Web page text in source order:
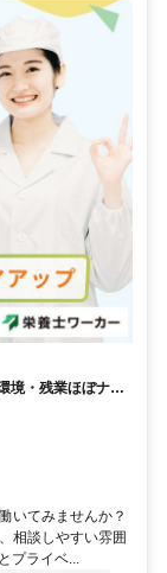
境・残業ほぼナシ
いてみませんか？
相談しやすい雰囲
プライベ...